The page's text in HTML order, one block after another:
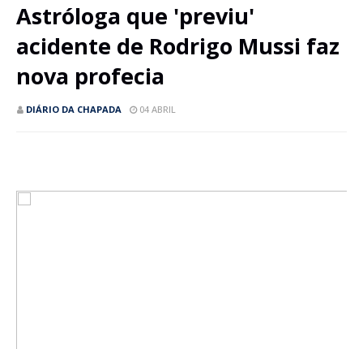
Astróloga que 'previu'
acidente de Rodrigo Mussi faz
nova profecia
DIÁRIO DA CHAPADA 04 ABRIL